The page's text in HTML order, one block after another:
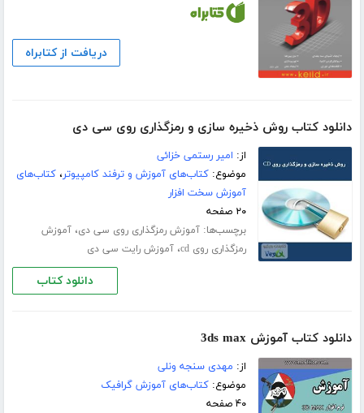
دریافت از کتابراه
دانلود کتاب روش ذخیره سازی و رمزگذاری روی سی دی
از: امیر رستمی خزائی
موضوع:کتاب‌های آموزش و ترفند کامپیوتر،کتاب‌های
آموزش سخت افزار
۲۰ صفحه
برچسب‌ها:آموزش رمزگذاری روی سی دی،آموزش
رمزگذاری روی cd
،آموزش رایت سی دی
دانلود کتاب
دانلود کتاب آموزش 3ds max
از: مهدی سنجه ونلی
موضوع:کتاب‌های آموزش گرافیک
۴۰ صفحه